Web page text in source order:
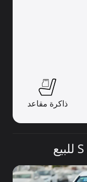
ذاكرة مقاعد